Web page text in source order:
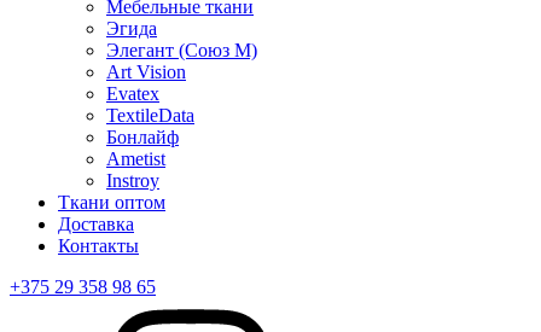
Мебельные ткани
Эгида
Элегант (Союз М)
Art Vision
Evatex
TextileData
Бонлайф
Ametist
Instroy
Ткани оптом
Доставка
Контакты
+375 29 358 98 65